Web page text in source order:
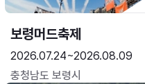
보령머드축제
2026.07.24~2026.08.09
충청남도 보령시